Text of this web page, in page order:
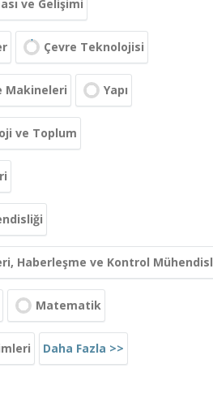
ve Gelişimi
Çevre Teknolojisi
Makineleri Yapı
ve Toplum
Haberleşme ve Kontrol
Matematik
Daha Fazla >>